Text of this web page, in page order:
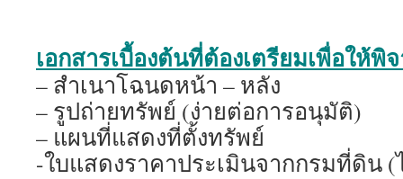
เอกสารเบื้องต้นที่ต้องเตรียมเพื่อให้พิ
– สำเนาโฉนดหน้า – หลัง
– รูปถ่ายทรัพย์ (ง่ายต่อการอนุมัติ)
– แผนที่แสดงที่ตั้งทรัพย์
-ใบแสดงราคาประเมินจากกรมที่ดิน